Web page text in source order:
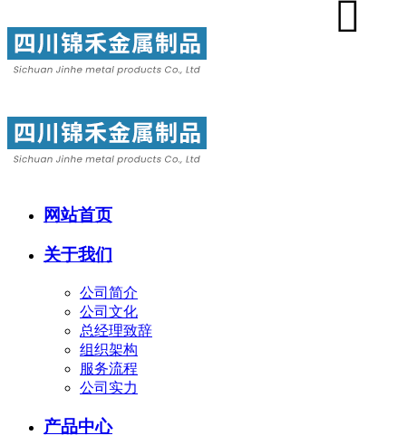
网站首页
关于我们
公司简介
公司文化
总经理致辞
组织架构
服务流程
公司实力
产品中心